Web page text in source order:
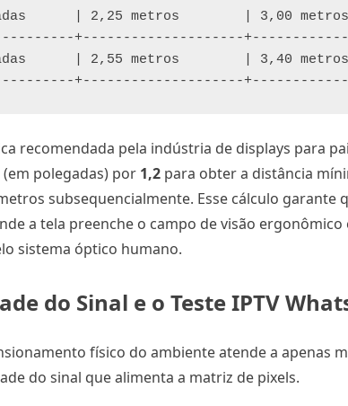
| 2,25 metros        | 3,00
+--------------------
| 2,55 metros        | 3,40
recomendada pela indústria de displays para
polegadas) por 1,2 para obter a distância
subsequencialmente. Esse cálculo
a tela preenche o campo de visão
sistema óptico humano.
do Sinal e o Teste IPTV
físico do ambiente atende a apenas
do sinal que alimenta a matriz de pixels.